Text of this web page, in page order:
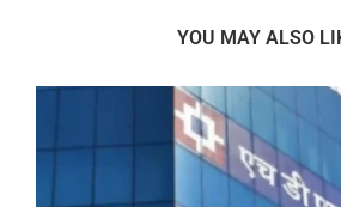
YOU MAY ALSO